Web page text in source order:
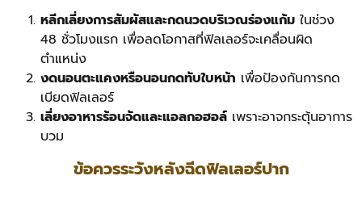
หลีกเลี่ยงการสัมผัสและกดนวดบริเวณร่องแก้ม ในช่วง
48 ชั่วโมงแรก เพื่อลดโอกาสที่ฟิลเลอร์จะเคลื่อนผิด
ตำแหน่ง
งดนอนตะแคงหรือนอนกดทับใบหน้า เพื่อป้องกันการกด
เบียดฟิลเลอร์
เลี่ยงอาหารร้อนจัดและแอลกอฮอล์ เพราะอาจกระตุ้นอาการ
บวม
ข้อควรระวังหลังฉีดฟิลเลอร์ปาก